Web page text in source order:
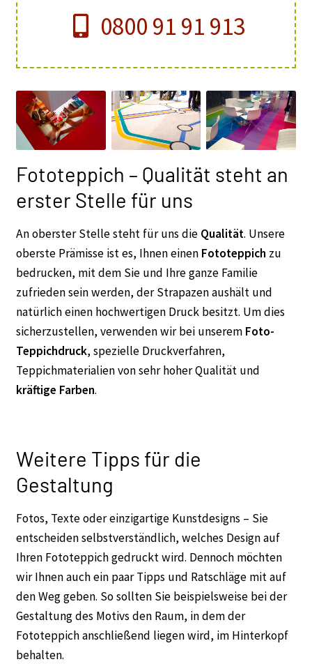
0800 91 91 913
Fototeppich – Qualität steht an
erster Stelle für uns
An oberster Stelle steht für uns die Qualität. Unsere
oberste Prämisse ist es, Ihnen einen Fototeppich zu
bedrucken, mit dem Sie und Ihre ganze Familie
zufrieden sein werden, der Strapazen aushält und
natürlich einen hochwertigen Druck besitzt. Um dies
sicherzustellen, verwenden wir bei unserem Foto-
Teppichdruck, spezielle Druckverfahren,
Teppichmaterialien von sehr hoher Qualität und
kräftige Farben.
Weitere Tipps für die
Gestaltung
Fotos, Texte oder einzigartige Kunstdesigns – Sie
entscheiden selbstverständlich, welches Design auf
Ihren Fototeppich gedruckt wird. Dennoch möchten
wir Ihnen auch ein paar Tipps und Ratschläge mit auf
den Weg geben. So sollten Sie beispielsweise bei der
Gestaltung des Motivs den Raum, in dem der
Fototeppich anschließend liegen wird, im Hinterkopf
behalten.